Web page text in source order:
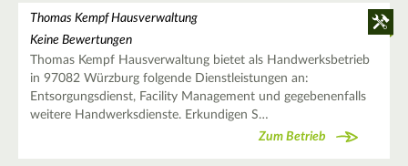
Thomas Kempf Hausverwaltung
Keine Bewertungen
Thomas Kempf Hausverwaltung bietet als Handwerksbetrieb
in 97082 Würzburg folgende Dienstleistungen an:
Entsorgungsdienst, Facility Management und gegebenenfalls
weitere Handwerksdienste. Erkundigen S…
Zum Betrieb